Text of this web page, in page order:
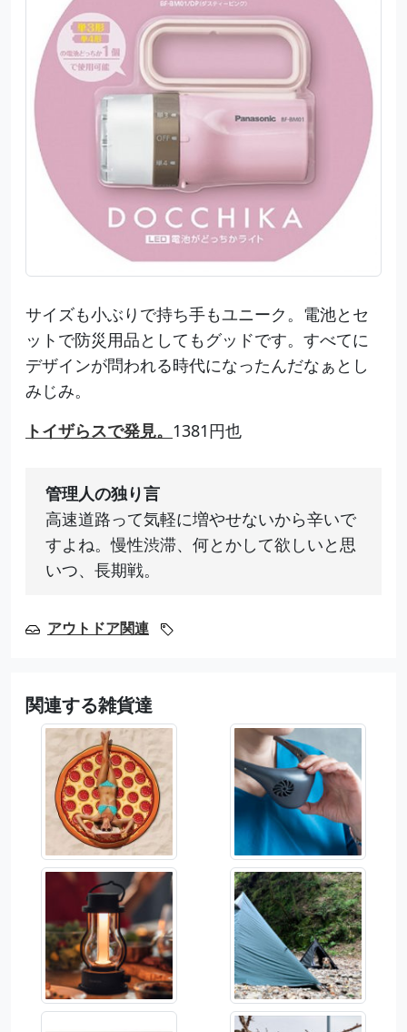
サイズも小ぶりで持ち手もユニーク。電池とセ
ットで防災用品としてもグッドです。すべてに
デザインが問われる時代になったんだなぁとし
みじみ。
トイザらスで発見。 1381円也
管理人の独り言
高速道路って気軽に増やせないから辛いで
すよね。慢性渋滞、何とかして欲しいと思
いつ、長期戦。
アウトドア関連
関連する雑貨達